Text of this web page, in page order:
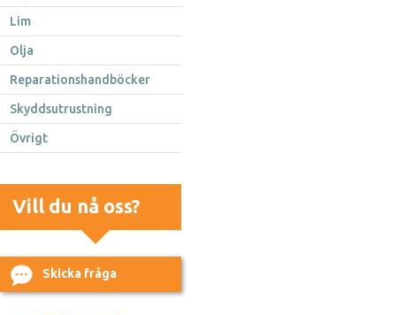
Lim
Olja
Reparationshandböcker
Skyddsutrustning
Övrigt
Vill du nå oss?
Skicka fråga